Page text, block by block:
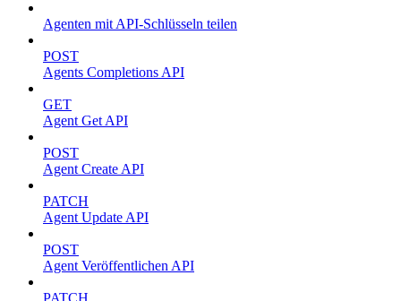
Agenten mit API-Schlüsseln teilen
POST
Agents Completions API
GET
Agent Get API
POST
Agent Create API
PATCH
Agent Update API
POST
Agent Veröffentlichen API
PATCH